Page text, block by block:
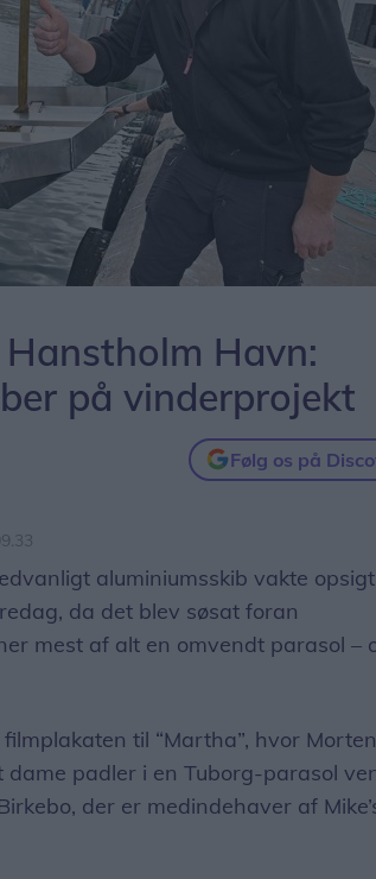
Havn:
på vinderprojekt
Følg os på
aluminiumsskib vakte
da det blev søsat foran
mest af alt en omvendt parasol –
til “Martha”, hvor Morten
padler i en Tuborg-parasol
der er medindehaver af